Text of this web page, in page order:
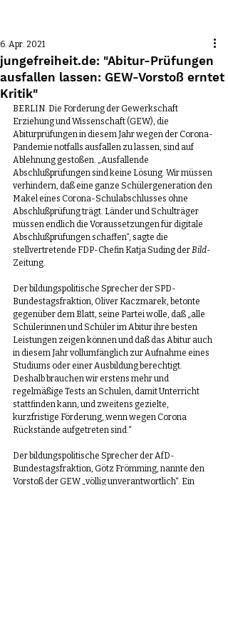
jungefreiheit.de: "Abitur-Prüfungen
ausfallen lassen: GEW-Vorstoß erntet
Kritik"
6. Apr. 2021
BERLIN. Die Forderung der Gewerkschaft
Erziehung und Wissenschaft (GEW), die
Abiturprüfungen in diesem Jahr wegen der Corona-
Pandemie notfalls ausfallen zu lassen, sind auf
Ablehnung gestoßen. „Ausfallende
Abschlußprüfungen sind keine Lösung. Wir müssen
verhindern, daß eine ganze Schülergeneration den
Makel eines Corona-Schulabschlusses ohne
Abschlußprüfung trägt. Länder und Schulträger
müssen endlich die Voraussetzungen für digitale
Abschlußprüfungen schaffen“, sagte die
stellvertretende FDP-Chefin Katja Suding der Bild-
Zeitung.
Der bildungspolitische Sprecher der SPD-
Bundestagsfraktion, Oliver Kaczmarek, betonte
gegenüber dem Blatt, seine Partei wolle, daß „alle
Schülerinnen und Schüler im Abitur ihre besten
Leistungen zeigen können und daß das Abitur auch
in diesem Jahr vollumfänglich zur Aufnahme eines
Studiums oder einer Ausbildung berechtigt.
Deshalb brauchen wir erstens mehr und
regelmäßige Tests an Schulen, damit Unterricht
stattfinden kann, und zweitens gezielte,
kurzfristige Förderung, wenn wegen Corona
Rückstände aufgetreten sind.“
Der bildungspolitische Sprecher der AfD-
Bundestagsfraktion, Götz Frömming, nannte den
Vorstoß der GEW „völlig unverantwortlich“. Ein